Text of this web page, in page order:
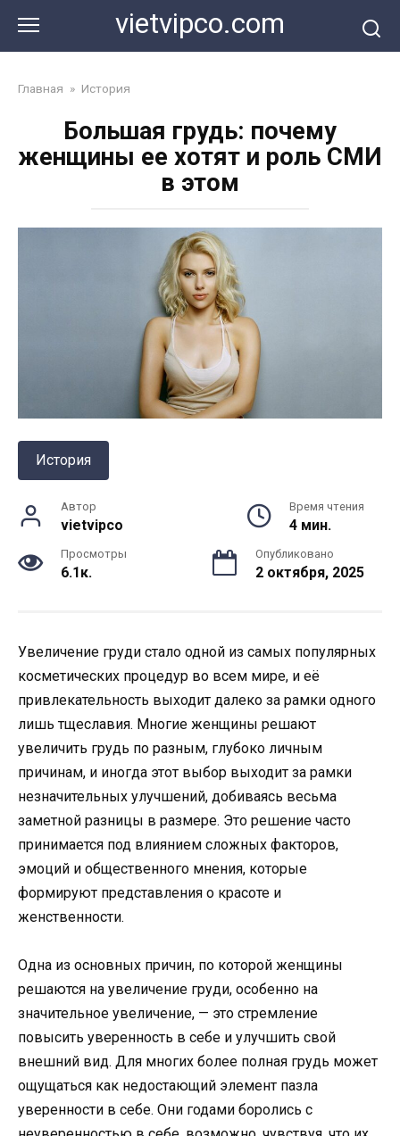
контенту
vietvipco.com
Главная » История
Большая грудь: почему
женщины ее хотят и роль СМИ
в этом
История
Автор
vietvipco
Время чтения
4 мин.
Просмотры
6.1к.
Опубликовано
2 октября, 2025
Увеличение груди стало одной из самых популярных
косметических процедур во всем мире, и её
привлекательность выходит далеко за рамки одного
лишь тщеславия. Многие женщины решают
увеличить грудь по разным, глубоко личным
причинам, и иногда этот выбор выходит за рамки
незначительных улучшений, добиваясь весьма
заметной разницы в размере. Это решение часто
принимается под влиянием сложных факторов,
эмоций и общественного мнения, которые
формируют представления о красоте и
женственности.
Одна из основных причин, по которой женщины
решаются на увеличение груди, особенно на
значительное увеличение, — это стремление
повысить уверенность в себе и улучшить свой
внешний вид. Для многих более полная грудь может
ощущаться как недостающий элемент пазла
уверенности в себе. Они годами боролись с